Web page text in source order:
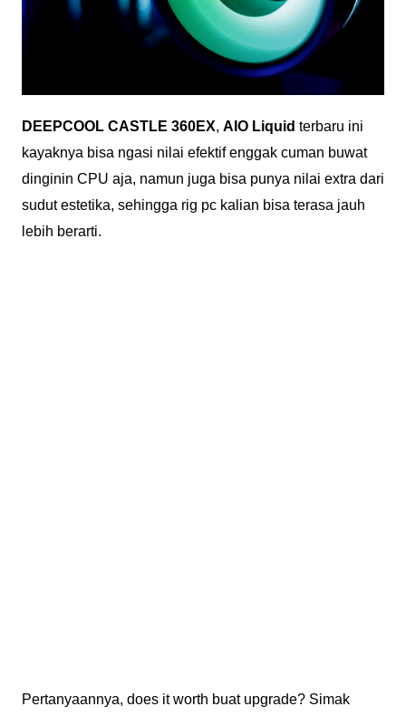
DEEPCOOL CASTLE 360EX, AIO Liquid terbaru ini
kayaknya bisa ngasi nilai efektif enggak cuman buwat
dinginin CPU aja, namun juga bisa punya nilai extra dari
sudut estetika, sehingga rig pc kalian bisa terasa jauh
lebih berarti.
Pertanyaannya, does it worth buat upgrade? Simak